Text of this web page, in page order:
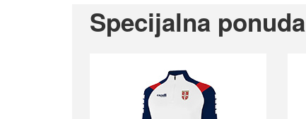
Specijalna ponuda